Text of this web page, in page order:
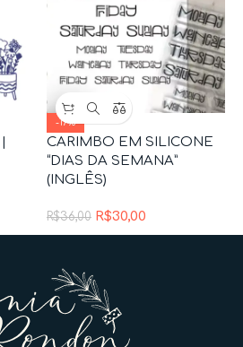
-17%
CARIMBO EM SILICONE
“DIAS DA SEMANA”
(INGLÊS)
R$36,00 R$30,00